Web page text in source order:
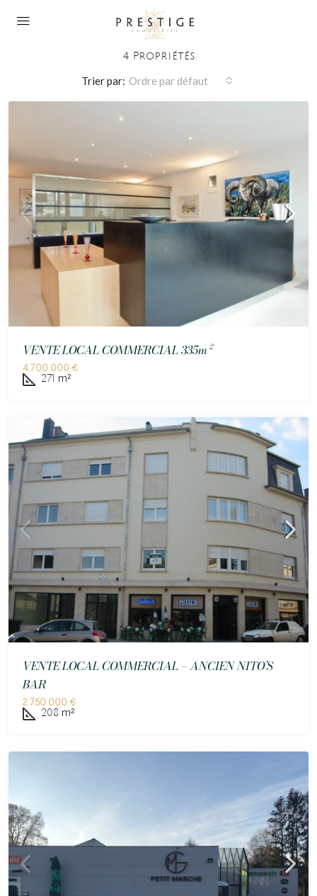
Biens Commerciaux
4 Propriétés
Trier par: Ordre par défaut
VENTE LOCAL COMMERCIAL 335m²
4 700 000 €
271 m²
VENTE LOCAL COMMERCIAL – ANCIEN NITO’S
BAR
2 750 000 €
208 m²